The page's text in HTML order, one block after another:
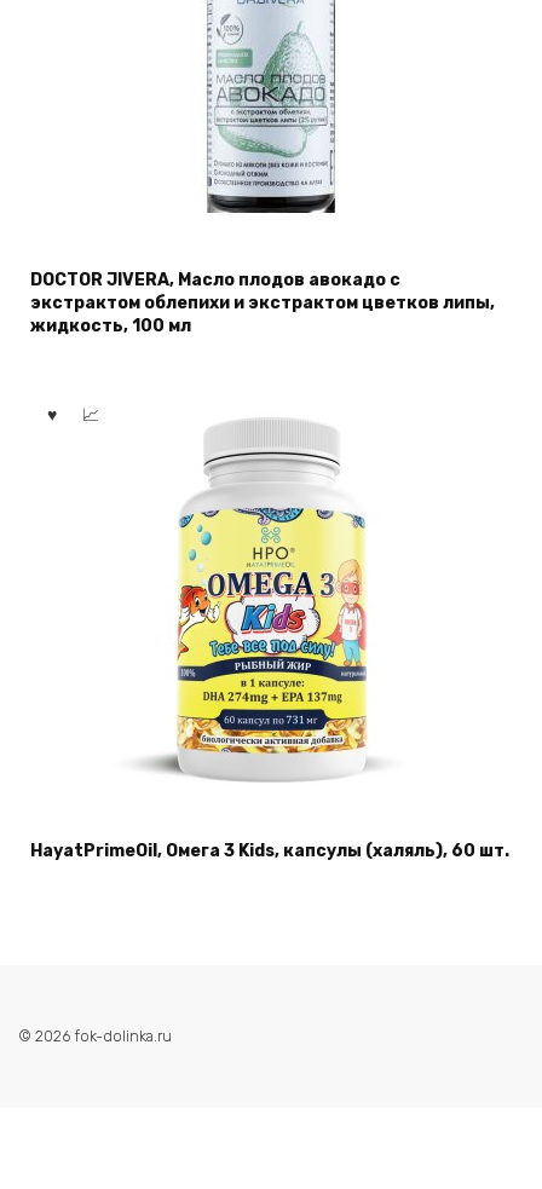
DOCTOR JIVERA, Масло плодов авокадо с
экстрактом облепихи и экстрактом цветков липы,
жидкость, 100 мл
HayatPrimeOil, Омега 3 Kids, капсулы (халяль), 60 шт.
© 2026 fok-dolinka.ru